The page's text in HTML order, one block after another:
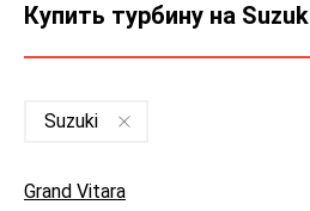
Купить турбину на
Suzuki
Grand Vitara